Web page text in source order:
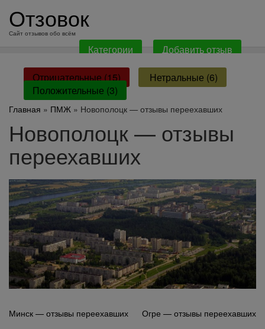
содержанию
Отзовок
Сайт отзывов обо всём
Категории Добавить отзыв
Отрицательные (15)
Нетральные (6)
Положительные (3)
Главная » ПМЖ » Новополоцк — отзывы переехавших
Новополоцк — отзывы
переехавших
Навигация
Минск — отзывы переехавших Огре — отзывы переехавших